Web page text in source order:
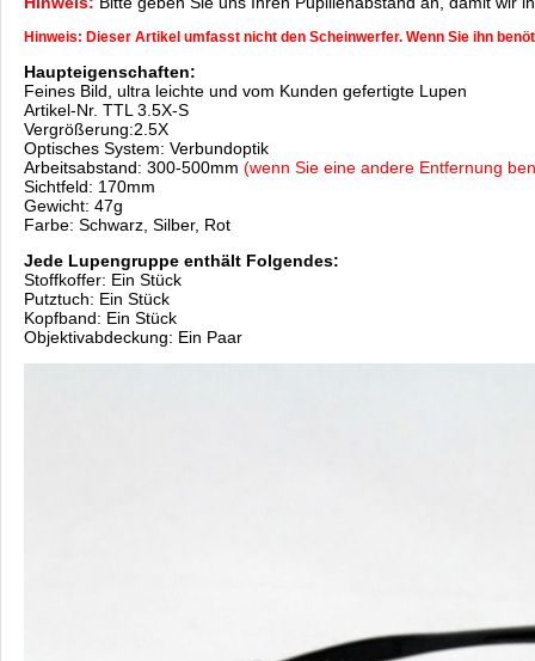
Hinweis: Dieser Artikel umfasst nicht den Scheinwerfer. Wenn Sie ihn
Haupteigenschaften:
Feines Bild, ultra leichte und vom Kunden gefertigte Lupen
Artikel-Nr. TTL 3.5X-S
Vergrößerung:2.5X
Optisches System: Verbundoptik
Arbeitsabstand: 300-500mm (wenn Sie eine andere Entfernung
Sichtfeld: 170mm
Gewicht: 47g
Farbe: Schwarz, Silber, Rot
Jede Lupengruppe enthält Folgendes:
Stoffkoffer: Ein Stück
Putztuch: Ein Stück
Kopfband: Ein Stück
Objektivabdeckung: Ein Paar